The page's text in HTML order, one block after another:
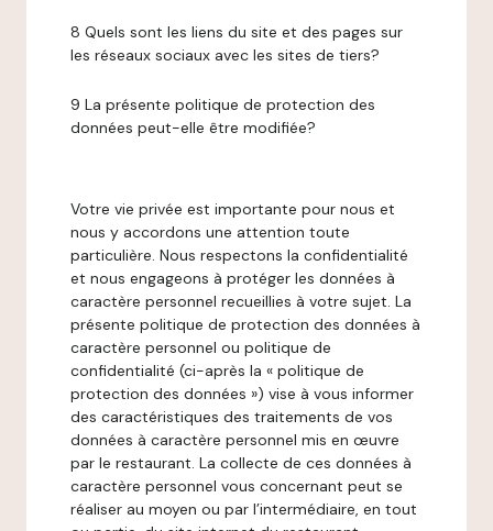
8 Quels sont les liens du site et des pages sur
les réseaux sociaux avec les sites de tiers?
9 La présente politique de protection des
données peut-elle être modifiée?
Votre vie privée est importante pour nous et
nous y accordons une attention toute
particulière. Nous respectons la confidentialité
et nous engageons à protéger les données à
caractère personnel recueillies à votre sujet. La
présente politique de protection des données à
caractère personnel ou politique de
confidentialité (ci-après la « politique de
protection des données ») vise à vous informer
des caractéristiques des traitements de vos
données à caractère personnel mis en œuvre
par le restaurant. La collecte de ces données à
caractère personnel vous concernant peut se
réaliser au moyen ou par l’intermédiaire, en tout